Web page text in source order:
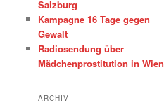
Salzburg
Kampagne 16 Tage gegen
Gewalt
Radiosendung über
Mädchenprostitution in Wien
ARCHIV